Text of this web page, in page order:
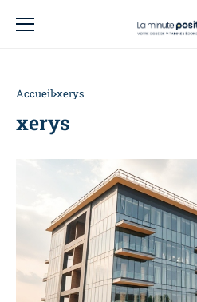
Accueil xerys
xerys